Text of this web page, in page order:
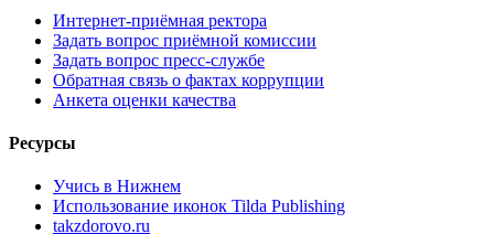
Интернет-приёмная ректора
Задать вопрос приёмной комиссии
Задать вопрос пресс-службе
Обратная связь о фактах коррупции
Анкета оценки качества
Ресурсы
Учись в Нижнем
Использование иконок Tilda Publishing
takzdorovo.ru